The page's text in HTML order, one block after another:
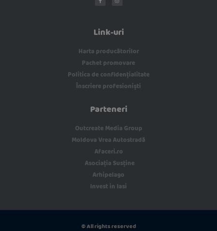
Link-uri
Harta producătorilor
Pachet promovare
Politica de confidențialitate
Înscriere profesioniști
Parteneri
Outcreate Media Group
Moldova Vrea Autostradă
Afaceri.ro
Asociația Susține
Arhipelago
Invest in Iasi
© All rights reserved